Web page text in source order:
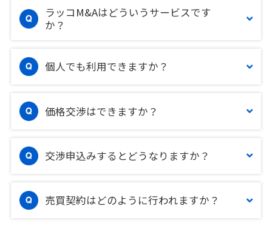
ラッコM&Aはどういうサービスです
か？
個人でも利用できますか？
価格交渉はできますか？
交渉申込みするとどうなりますか？
売買契約はどのように行われますか？